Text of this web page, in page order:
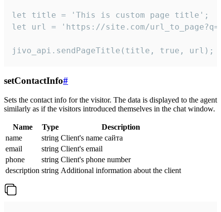
let title = 'This is custom page title';
let url = 'https://site.com/
jivo_api.sendPageTitle(title, true, url);
setContactInfo#
Sets the contact info for the visitor. The data is displayed to the agent
similarly as if the visitors introduced themselves in the chat window.
Name Type
Description
name
string Client's name сайта
email
string Client's email
phone
string Client's phone number
description string Additional information about the client